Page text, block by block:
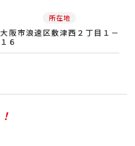
所在地
大阪市浪速区敷津西２丁目１－
１６